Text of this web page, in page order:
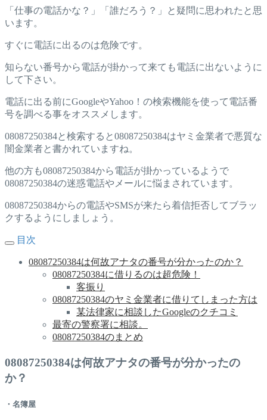
「仕事の電話かな？」「誰だろう？」と疑問に思われたと思
います。
すぐに電話に出るのは危険です。
知らない番号から電話が掛かって来ても電話に出ないように
して下さい。
電話に出る前にGoogleやYahoo！の検索機能を使って電話番
号を調べる事をオススメします。
08087250384と検索すると08087250384はヤミ金業者で悪質な
闇金業者と書かれていますね。
他の方も08087250384から電話が掛かっているようで
08087250384の迷惑電話やメールに悩まされています。
08087250384からの電話やSMSが来たら着信拒否してブラッ
クするようにしましょう。
目次
08087250384は何故アナタの番号が分かったのか？
08087250384に借りるのは超危険！
客振り
08087250384のヤミ金業者に借りてしまった方は
某法律家に相談したGoogleのクチコミ
最寄の警察署に相談。
08087250384のまとめ
08087250384は何故アナタの番号が分かったの
か？
・名簿屋